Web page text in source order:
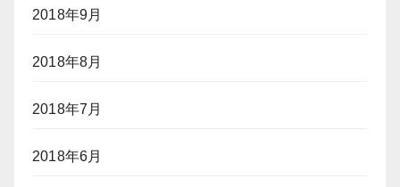
2018年9月
2018年8月
2018年7月
2018年6月